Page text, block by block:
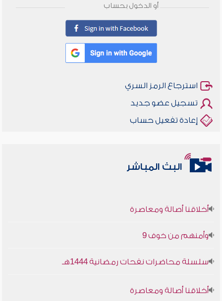
أو الدخول بحساب
استرجاع الرمز السري
تسجيل عضو جديد
إعادة تفعيل حساب
البث المباشر
أخلاقنا أصالة ومعاصرة
وأمنهم من خوف 9
سلسلة محاضرات نفحات رمضانية 1444هـ
أخلاقنا أصالة ومعاصرة